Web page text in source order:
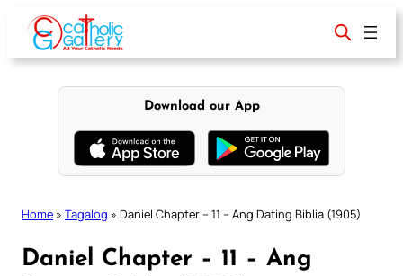
content
Download our App
Home » Tagalog » Daniel Chapter – 11 – Ang Dating Biblia (1905)
Daniel Chapter – 11 – Ang